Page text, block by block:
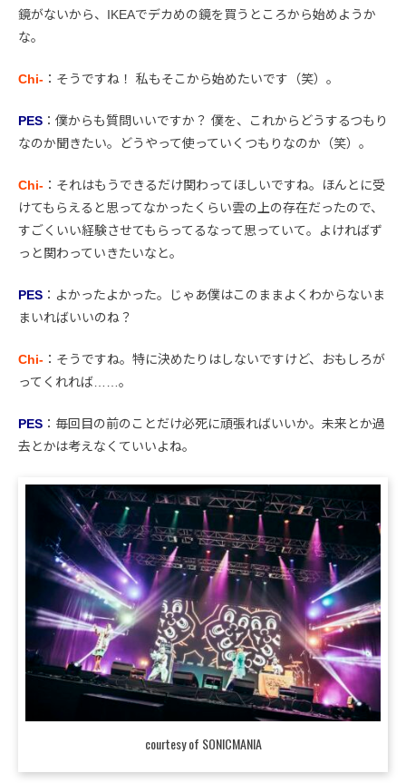
鏡がないから、IKEAでデカめの鏡を買うところから始めようか
な。
Chi- ：そうですね！ 私もそこから始めたいです（笑）。
PES ：僕からも質問いいですか？ 僕を、これからどうするつもり
なのか聞きたい。どうやって使っていくつもりなのか（笑）。
Chi- ：それはもうできるだけ関わってほしいですね。ほんとに受
けてもらえると思ってなかったくらい雲の上の存在だったので、
すごくいい経験させてもらってるなって思っていて。よければず
っと関わっていきたいなと。
PES ：よかったよかった。じゃあ僕はこのままよくわからないま
まいればいいのね？
Chi- ：そうですね。特に決めたりはしないですけど、おもしろが
ってくれれば……。
PES ：毎回目の前のことだけ必死に頑張ればいいか。未来とか過
去とかは考えなくていいよね。
courtesy of SONICMANIA